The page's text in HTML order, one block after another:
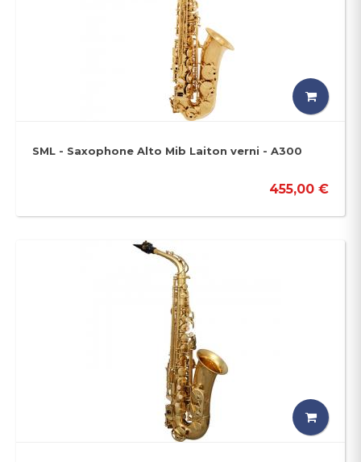
SML - Saxophone Alto Mib Laiton verni - A300
455,00 €